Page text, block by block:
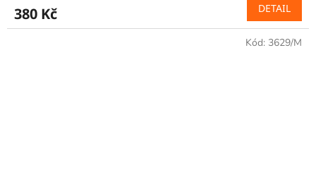
380 Kč DETAIL
Kód: 3629/M